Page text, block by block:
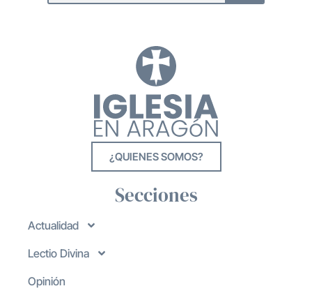
¿QUIENES SOMOS?
Secciones
Actualidad
Lectio Divina
Opinión